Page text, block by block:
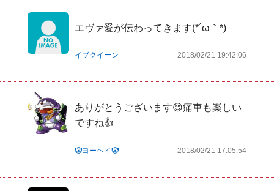
エヴァ愛が伝わってきます(*´ω｀*)
イブクイーン 2018/02/21 19:42:06
ありがとうございます😊痛車も楽しい
ですね👍
🤡ヨーヘイ🤡 2018/02/21 17:05:54